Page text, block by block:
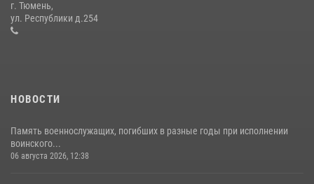
жителям Тюмени, оказавшимся в сложной жизненной ситуации
08 июля 2026, 09:38
г. Тюмень,
ул. Республики д.254
НОВОСТИ
Память военнослужащих, погибших в разные годы при исполнении
воинского...
06 августа 2026, 12:38